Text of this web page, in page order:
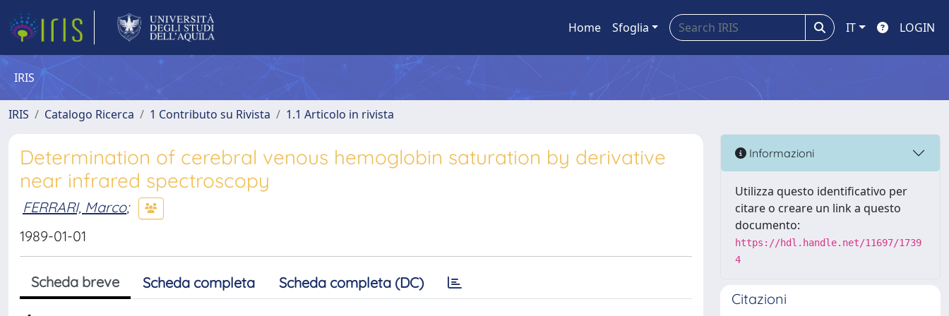
Home Sfoglia IT LOGIN
IRIS
IRIS Catalogo Ricerca 1 Contributo su Rivista 1.1 Articolo in rivista
Determination of cerebral venous hemoglobin saturation by derivative
near infrared spectroscopy
FERRARI, Marco;
1989-01-01
Scheda breve Scheda completa Scheda completa (DC)
Informazioni
Utilizza questo identificativo per
citare o creare un link a questo
documento:
https://hdl.handle.net/11697/1739
4
Citazioni